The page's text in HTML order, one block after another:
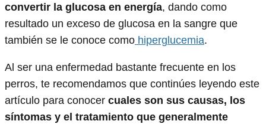
convertir la glucosa en energía, dando como
resultado un exceso de glucosa en la sangre que
también se le conoce como hiperglucemia.
Al ser una enfermedad bastante frecuente en los
perros, te recomendamos que continúes leyendo este
artículo para conocer cuales son sus causas, los
síntomas y el tratamiento que generalmente